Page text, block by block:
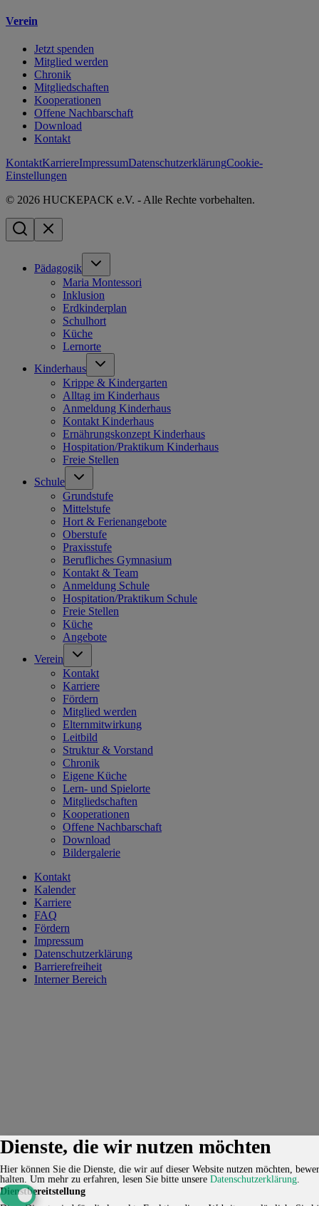
Verein
Jetzt spenden
Mitglied werden
Chronik
Mitgliedschaften
Kooperationen
Offene Nachbarschaft
Download
Kontakt
KontaktKarriereImpressumDatenschutzerklärungCookie-
Einstellungen
© 2026 HUCKEPACK e.V. - Alle Rechte vorbehalten.
Pädagogik
Maria Montessori
Inklusion
Erdkinderplan
Schulhort
Küche
Lernorte
Kinderhaus
Krippe & Kindergarten
Alltag im Kinderhaus
Anmeldung Kinderhaus
Kontakt Kinderhaus
Ernährungskonzept Kinderhaus
Hospitation/Praktikum Kinderhaus
Freie Stellen
Schule
Grundstufe
Mittelstufe
Hort & Ferienangebote
Oberstufe
Praxisstufe
Berufliches Gymnasium
Kontakt & Team
Anmeldung Schule
Hospitation/Praktikum Schule
Freie Stellen
Küche
Angebote
Verein
Kontakt
Karriere
Fördern
Mitglied werden
Elternmitwirkung
Leitbild
Struktur & Vorstand
Chronik
Eigene Küche
Lern- und Spielorte
Mitgliedschaften
Kooperationen
Offene Nachbarschaft
Download
Bildergalerie
Kontakt
Kalender
Karriere
FAQ
Fördern
Impressum
Datenschutzerklärung
Barrierefreiheit
Interner Bereich
Dienste, die wir nutzen möchten
Hier können Sie die Dienste, die wir auf dieser Website nutzen möchten,
halten. Um mehr zu erfahren, lesen Sie bitte unsere Datenschutzerklärung.
Dienstbereitstellung